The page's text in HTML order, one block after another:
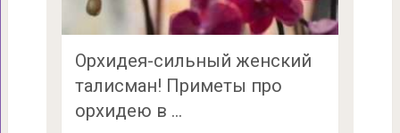
Орхидея-сильный женский
талисман! Приметы про
орхидею в …